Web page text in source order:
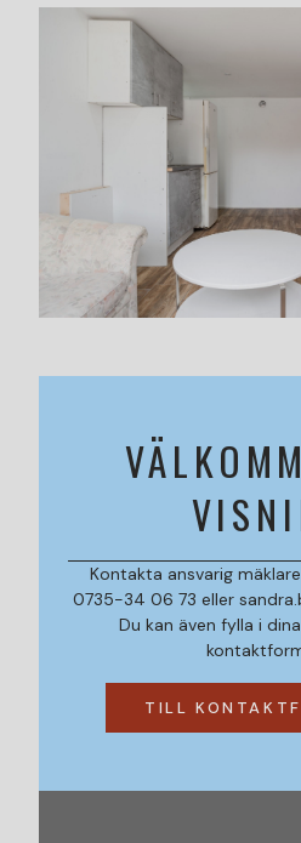
Kontakta ansvarig
0735-34 06 73 eller
Du kan även fylla i
TILL